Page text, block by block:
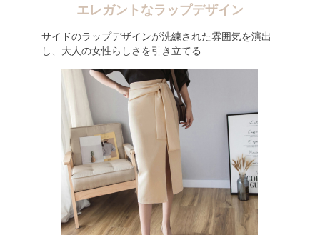
エレガントなラップデザイン
サイドのラップデザインが洗練された雰囲気を演出
し、大人の女性らしさを引き立てる